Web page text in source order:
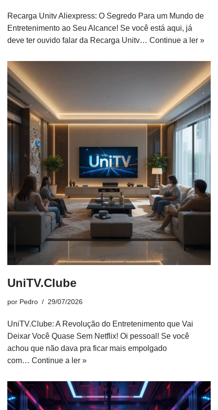
Recarga Unitv Aliexpress: O Segredo Para um Mundo de
Entretenimento ao Seu Alcance! Se você está aqui, já
deve ter ouvido falar da Recarga Unitv… Continue a ler »
UniTV.Clube
por Pedro 29/07/2026
UniTV.Clube: A Revolução do Entretenimento que Vai
Deixar Você Quase Sem Netflix! Oi pessoal! Se você
achou que não dava pra ficar mais empolgado
com… Continue a ler »